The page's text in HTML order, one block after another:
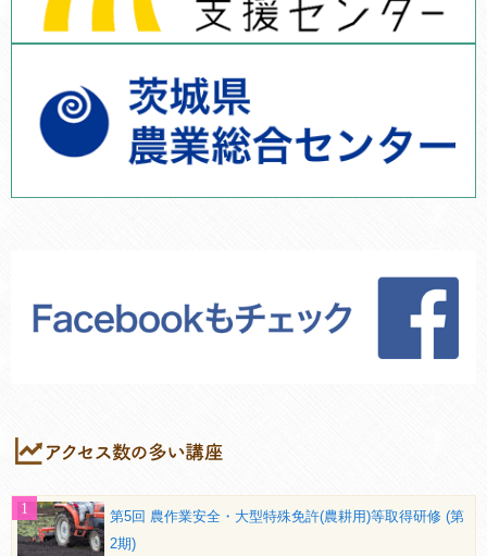
第5回 農作業安全・大型特殊免許(農耕用)等取得研修 (第
2期)